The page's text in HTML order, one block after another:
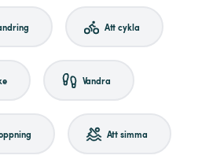
Att cykla
Vandra
Att simma